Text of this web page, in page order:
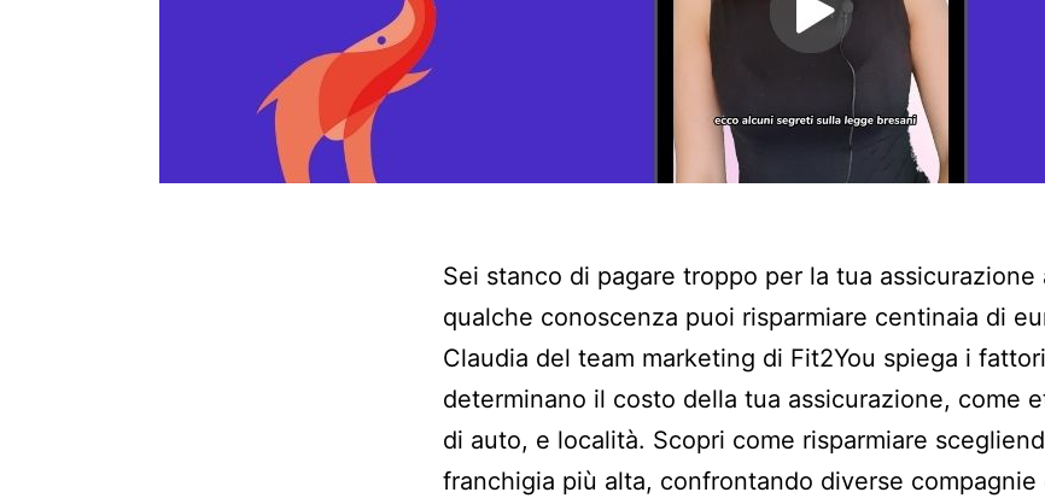
Sei stanco di pagare troppo per la tua assicurazione
qualche conoscenza puoi risparmiare centinaia di
Claudia del team marketing di Fit2You spiega i
determinano il costo della tua assicurazione, come
di auto, e località. Scopri come risparmiare
franchigia più alta, confrontando diverse compagnie